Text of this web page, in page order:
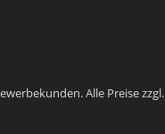
Alle Preise zzgl.